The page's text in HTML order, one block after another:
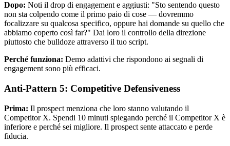
Dopo: Noti il drop di engagement e aggiusti: "Sto sentendo questo
non sta colpendo come il primo paio di cose — dovremmo
focalizzare su qualcosa specifico, oppure hai domande su quello che
abbiamo coperto così far?" Dai loro il controllo della direzione
piuttosto che bulldoze attraverso il tuo script.
Perché funziona: Demo adattivi che rispondono ai segnali di
engagement sono più efficaci.
Anti-Pattern 5: Competitive Defensiveness
Prima: Il prospect menziona che loro stanno valutando il
Competitor X. Spendi 10 minuti spiegando perché il Competitor X è
inferiore e perché sei migliore. Il prospect sente attaccato e perde
fiducia.